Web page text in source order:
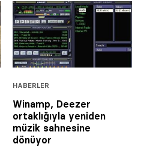
HABERLER
Winamp, Deezer
ortaklığıyla yeniden
müzik sahnesine
dönüyor